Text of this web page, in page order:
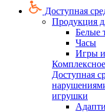
Доступная
Продукция
Белые
Часы
Игры
Доступная
игрушки